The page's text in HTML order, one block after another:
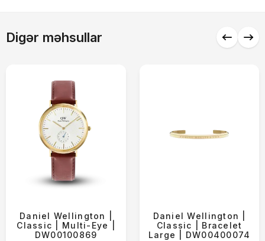
Digər məhsullar
Daniel Wellington |
Classic | Multi-Eye |
DW00100869
Daniel Wellington |
Classic | Bracelet
Large | DW00400074
Yekun məbləğ 0 ₼
Alış-verişə davam et